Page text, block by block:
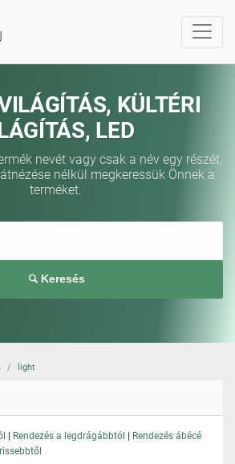
KÜLTÉRI
LED
nevét vagy csak a név egy részét,
nélkül megkeressük Önnek a
terméket.
Keresés
light
| Rendezés a legdrágábbtól | Rendezés ábécé